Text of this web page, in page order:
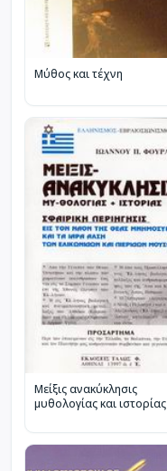
Μύθος και τέχνη
Μείξις ανακύκλησις
μυθολογίας και ιστορίας